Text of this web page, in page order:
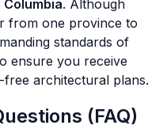
. Although
from one province to
standards of
ensure you receive
free architectural plans.
(FAQ)